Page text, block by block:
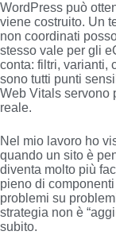
WordPress può
viene costruito. Un
non coordinati
stesso vale per gli
conta: filtri, varianti,
sono tutti punti
Web Vitals servono
reale.
Nel mio lavoro ho
quando un sito è
diventa molto più
pieno di
problemi su
strategia non è
subito.